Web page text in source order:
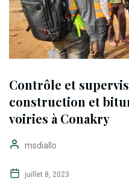
Contrôle et
construction et
voiries à Conakry
msdiallo
juillet 8, 2023